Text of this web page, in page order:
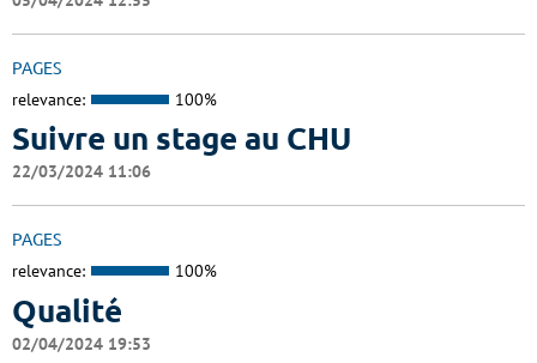
PAGES
relevance: 100%
Suivre un stage au CHU
22/03/2024 11:06
PAGES
relevance: 100%
Qualité
02/04/2024 19:53